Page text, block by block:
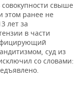
свыше
этом ранее не
лет за
в части
суд из
со словами: